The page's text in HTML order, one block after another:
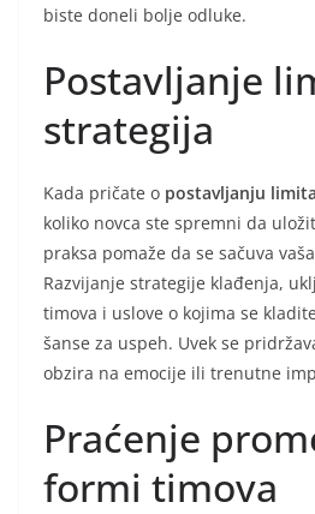
biste doneli bolje odluke.
Postavljanje
strategija
Kada pričate o postavljanju limita
koliko novca ste spremni da
praksa pomaže da se sačuva
Razvijanje strategije klađenja,
timova i uslove o kojima se
šanse za uspeh. Uvek se
obzira na emocije ili trenutne
Praćenje
formi timova